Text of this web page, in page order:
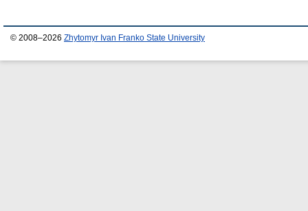
© 2008–2026 Zhytomyr Ivan Franko State University